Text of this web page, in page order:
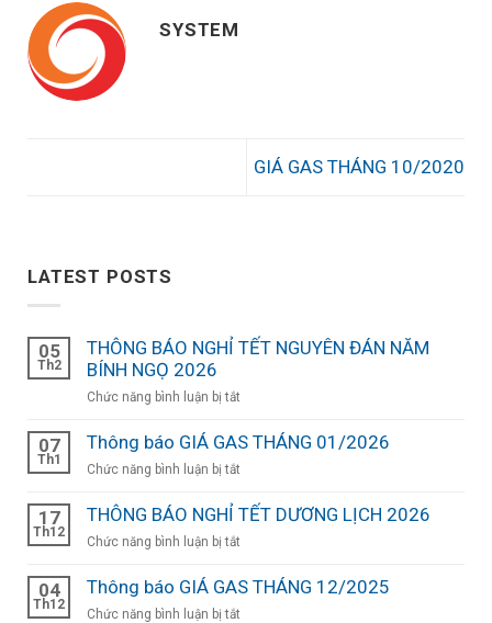
SYSTEM
GIÁ GAS THÁNG 10/2020
LATEST POSTS
05
Th2
THÔNG BÁO NGHỈ TẾT NGUYÊN ĐÁN NĂM
BÍNH NGỌ 2026
Chức năng bình luận bị tắt
BÁO
NGUYÊN
ĐÁN
NGỌ
07
Th1
Thông báo GIÁ GAS THÁNG 01/2026
Chức năng bình luận bị tắt
báo
01/2026
17
Th12
THÔNG BÁO NGHỈ TẾT DƯƠNG LỊCH 2026
Chức năng bình luận bị tắt
BÁO
04
Th12
Thông báo GIÁ GAS THÁNG 12/2025
Chức năng bình luận bị tắt